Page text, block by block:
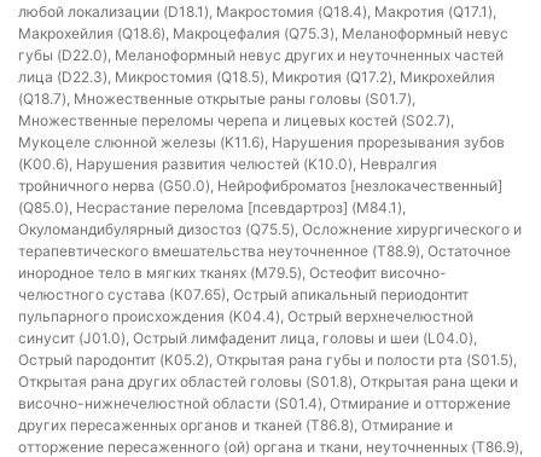
любой локализации (D18.1), Макростомия (Q18.4), Макротия (Q17.1),
Макрохейлия (Q18.6), Макроцефалия (Q75.3), Меланоформный невус
губы (D22.0), Меланоформный невус других и неуточненных частей
лица (D22.3), Микростомия (Q18.5), Микротия (Q17.2), Микрохейлия
(Q18.7), Множественные открытые раны головы (S01.7),
Множественные переломы черепа и лицевых костей (S02.7),
Мукоцеле слюнной железы (K11.6), Нарушения прорезывания зубов
(K00.6), Нарушения развития челюстей (K10.0), Невралгия
тройничного нерва (G50.0), Нейрофиброматоз [незлокачественный]
(Q85.0), Несрастание перелома [псевдартроз] (M84.1),
Окуломандибулярный дизостоз (Q75.5), Осложнение хирургического и
терапевтического вмешательства неуточненное (T88.9), Остаточное
инородное тело в мягких тканях (M79.5), Остеофит височно-
челюстного сустава (К07.65), Острый апикальный периодонтит
пульпарного происхождения (K04.4), Острый верхнечелюстной
синусит (J01.0), Острый лимфаденит лица, головы и шеи (L04.0),
Острый пародонтит (K05.2), Открытая рана губы и полости рта (S01.5),
Открытая рана других областей головы (S01.8), Открытая рана щеки и
височно-нижнечелюстной области (S01.4), Отмирание и отторжение
других пересаженных органов и тканей (T86.8), Отмирание и
отторжение пересаженного (ой) органа и ткани, неуточненных (T86.9),